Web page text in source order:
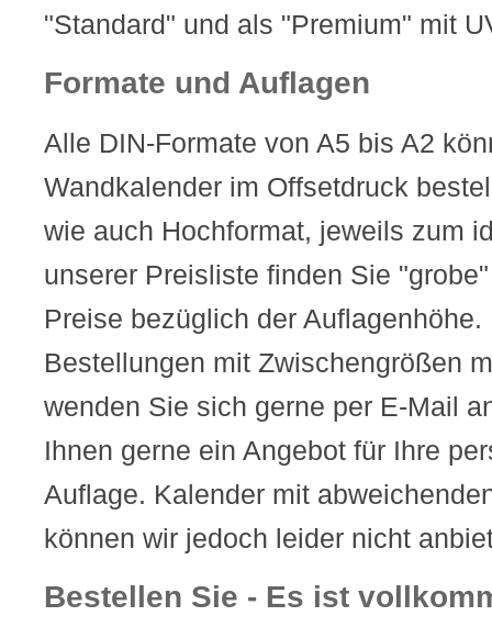
"Standard" und als "Premium" mit
Formate und Auflagen
Alle DIN-Formate von A5 bis A2
Wandkalender im Offsetdruck
wie auch Hochformat, jeweils zum
unserer Preisliste finden Sie
Preise bezüglich der
Bestellungen mit Zwischengrößen
wenden Sie sich gerne per E-Mail
Ihnen gerne ein Angebot für Ihre
Auflage. Kalender mit
können wir jedoch leider nicht
Bestellen Sie - Es ist